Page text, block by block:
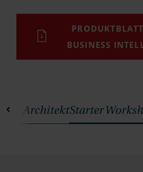
BUSINESS
BI ArchitektStarter